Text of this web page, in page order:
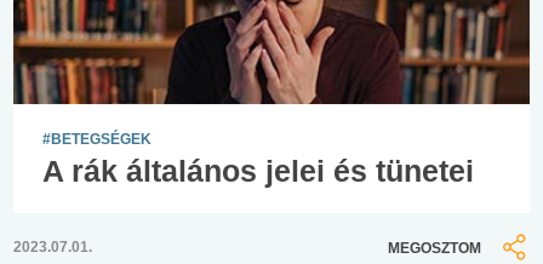
#BETEGSÉGEK
A rák általános jelei és tünetei
2023.07.01.
MEGOSZTOM